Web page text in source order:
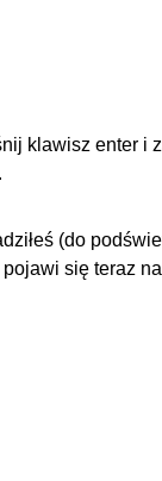
klawisz enter i
(do
się teraz